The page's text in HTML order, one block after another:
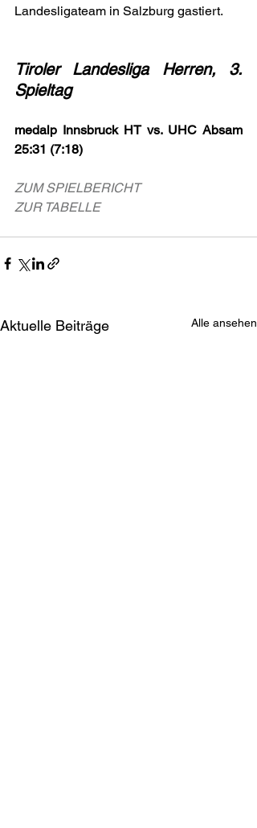
Landesligateam in Salzburg gastiert.
Tiroler Landesliga Herren, 3.
Spieltag
medalp Innsbruck HT vs. UHC Absam
25:31 (7:18)
ZUM SPIELBERICHT
ZUR TABELLE
Aktuelle Beiträge Alle ansehen